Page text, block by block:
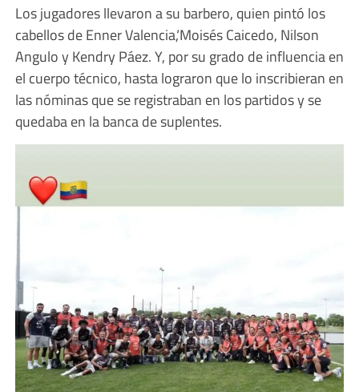
Los jugadores llevaron a su barbero, quien pintó los
cabellos de Enner Valencia,‘Moisés Caicedo, Nilson
Angulo y Kendry Páez. Y, por su grado de influencia en
el cuerpo técnico, hasta lograron que lo inscribieran en
las nóminas que se registraban en los partidos y se
quedaba en la banca de suplentes.